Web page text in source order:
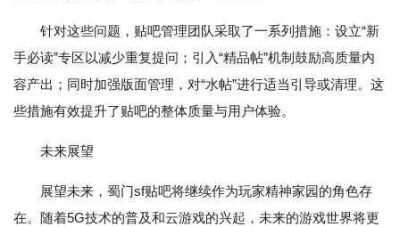
针对这些问题，贴吧管理团队采取了一系列措施：设立“新
手必读”专区以减少重复提问；引入“精品帖”机制鼓励高质量内
容产出；同时加强版面管理，对“水帖”进行适当引导或清理。这
些措施有效提升了贴吧的整体质量与用户体验。
未来展望
展望未来，蜀门sf贴吧将继续作为玩家精神家园的角色存
在。随着5G技术的普及和云游戏的兴起，未来的游戏世界将更